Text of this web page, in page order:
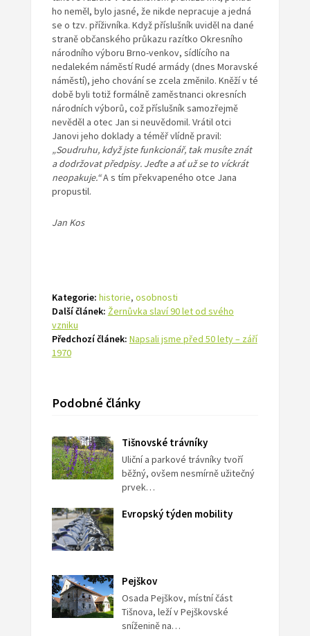
ho neměl, bylo jasné, že nikde nepracuje a jedná
se o tzv. příživníka. Když příslušník uviděl na dané
straně občanského průkazu razítko Okresního
národního výboru Brno-venkov, sídlícího na
nedalekém náměstí Rudé armády (dnes Moravské
náměstí), jeho chování se zcela změnilo. Kněží v té
době byli totiž formálně zaměstnanci okresních
národních výborů, což příslušník samozřejmě
nevěděl a otec Jan si neuvědomil. Vrátil otci
Janovi jeho doklady a téměř vlídně pravil:
„Soudruhu, když jste funkcionář, tak musíte znát
a dodržovat předpisy. Jeďte a ať už se to víckrát
neopakuje.“A s tím překvapeného otce Jana
propustil.
Jan Kos
Kategorie: historie, osobnosti
Další článek: Žernůvka slaví 90 let od svého
vzniku
Předchozí článek: Napsali jsme před 50 lety – září
1970
Podobné články
Tišnovské trávníky
Uliční a parkové trávníky tvoří
běžný, ovšem nesmírně užitečný
prvek…
Evropský týden mobility
Pejškov
Osada Pejškov, místní část
Tišnova, leží v Pejškovské
sníženině na…